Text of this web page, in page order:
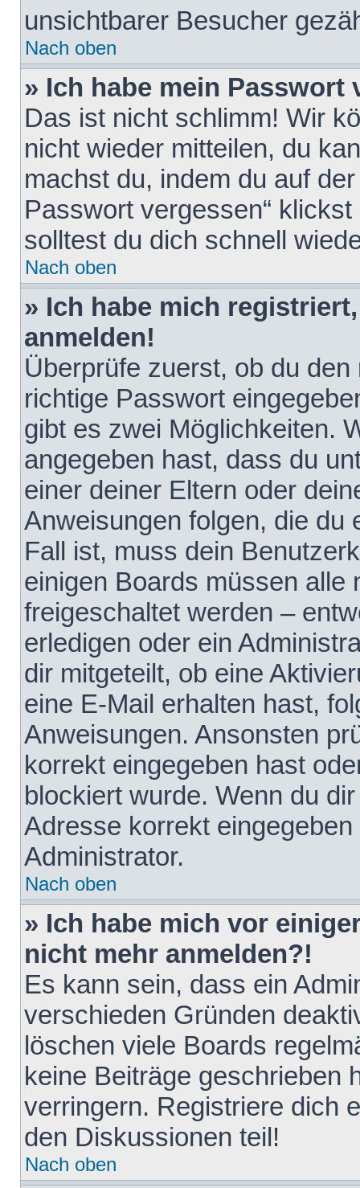
unsichtbarer Besucher
Nach oben
» Ich habe mein Passwort
Das ist nicht schlimm! Wir
nicht wieder mitteilen, du
machst du, indem du auf
Passwort vergessen“
solltest du dich schnell
Nach oben
» Ich habe mich
anmelden!
Überprüfe zuerst, ob du
richtige Passwort
gibt es zwei Möglichkeiten.
angegeben hast, dass du
einer deiner Eltern oder
Anweisungen folgen, die du
Fall ist, muss dein
einigen Boards müssen alle
freigeschaltet werden –
erledigen oder ein
dir mitgeteilt, ob eine
eine E-Mail erhalten hast,
Anweisungen. Ansonsten
korrekt eingegeben hast
blockiert wurde. Wenn du
Adresse korrekt
Administrator.
Nach oben
» Ich habe mich vor
nicht mehr anmelden?!
Es kann sein, dass ein
verschieden Gründen
löschen viele Boards
keine Beiträge geschrieben
verringern. Registriere dich
den Diskussionen teil!
Nach oben